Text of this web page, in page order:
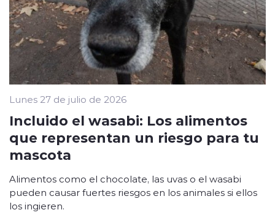
Lunes 27 de julio de 2026
Incluido el wasabi: Los alimentos
que representan un riesgo para tu
mascota
Alimentos como el chocolate, las uvas o el wasabi
pueden causar fuertes riesgos en los animales si ellos
los ingieren.